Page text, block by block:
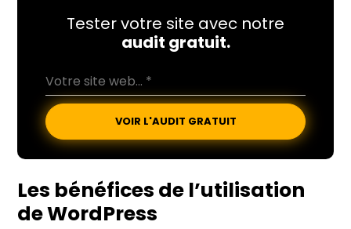
Tester votre site avec notre
audit gratuit.
VOIR L'AUDIT GRATUIT
Les bénéfices de l’utilisation
deWordPress